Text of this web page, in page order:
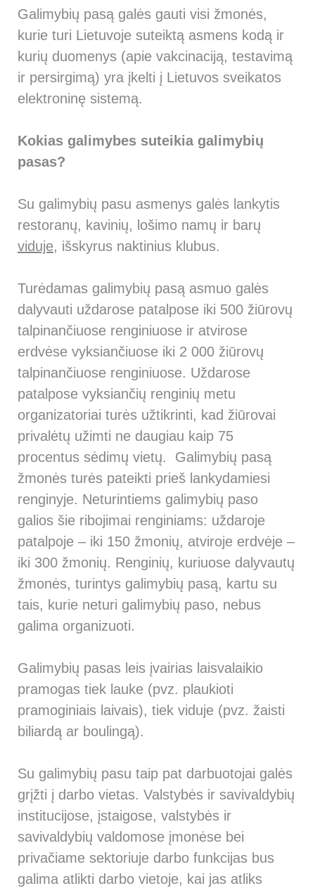
Galimybių pasą galės gauti visi žmonės,
kurie turi Lietuvoje suteiktą asmens kodą ir
kurių duomenys (apie vakcinaciją, testavimą
ir persirgimą) yra įkelti į Lietuvos sveikatos
elektroninę sistemą.
Kokias galimybes suteikia galimybių
pasas?
Su galimybių pasu asmenys galės lankytis
restoranų, kavinių, lošimo namų ir barų
viduje, išskyrus naktinius klubus.
Turėdamas galimybių pasą asmuo galės
dalyvauti uždarose patalpose iki 500 žiūrovų
talpinančiuose renginiuose ir atvirose
erdvėse vyksiančiuose iki 2 000 žiūrovų
talpinančiuose renginiuose. Uždarose
patalpose vyksiančių renginių metu
organizatoriai turės užtikrinti, kad žiūrovai
privalėtų užimti ne daugiau kaip 75
procentus sėdimų vietų. Galimybių pasą
žmonės turės pateikti prieš lankydamiesi
renginyje. Neturintiems galimybių paso
galios šie ribojimai renginiams: uždaroje
patalpoje – iki 150 žmonių, atviroje erdvėje –
iki 300 žmonių. Renginių, kuriuose dalyvautų
žmonės, turintys galimybių pasą, kartu su
tais, kurie neturi galimybių paso, nebus
galima organizuoti.
Galimybių pasas leis įvairias laisvalaikio
pramogas tiek lauke (pvz. plaukioti
pramoginiais laivais), tiek viduje (pvz. žaisti
biliardą ar boulingą).
Su galimybių pasu taip pat darbuotojai galės
grįžti į darbo vietas. Valstybės ir savivaldybių
institucijose, įstaigose, valstybės ir
savivaldybių valdomose įmonėse bei
privačiame sektoriuje darbo funkcijas bus
galima atlikti darbo vietoje, kai jas atliks